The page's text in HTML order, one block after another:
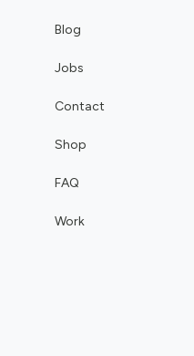
Blog
Jobs
Contact
Shop
FAQ
Work